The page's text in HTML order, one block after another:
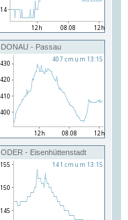
DONAU - Passau
ODER - Eisenhüttenstadt